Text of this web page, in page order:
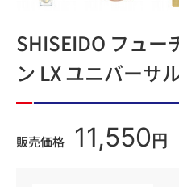
SHISEIDO フュー
ン LX ユニバーサ
販売価格 11,550 円